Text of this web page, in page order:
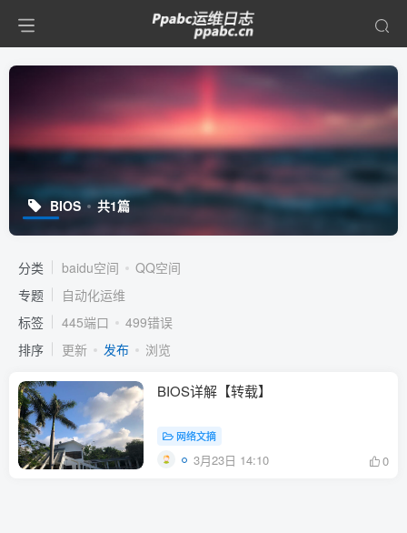
BIOS 共1篇
分类 baidu空间
QQ空间
专题
自动化运维
标签
445端口
499错误
排序
更新 发布 浏览
BIOS详解【转载】
网络文摘
3月23日 14:10 0